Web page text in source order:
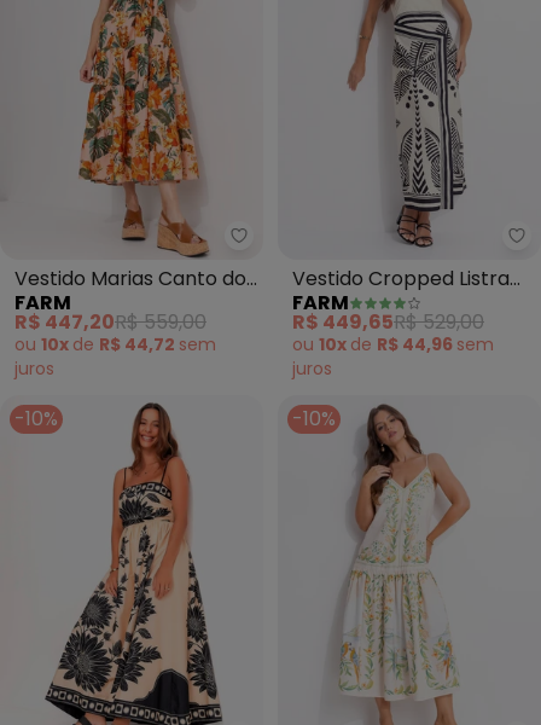
Farm - Vestido Marias Canto
Vestido Marias Canto dos
Pássaros (Rosa)
FARM
R$ 447,20R$ 559,00
ou 10x de R$ 44,72 sem
juros
Vestido Cropped Listra
Tropical (Bege)
FARM
R$ 449,65R$ 529,00
ou 10x de R$ 44,96 sem
juros
-10% -10%